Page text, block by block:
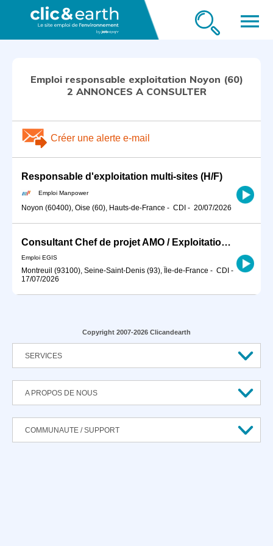
menu
Emploi responsable exploitation Noyon (60)
2 ANNONCES A CONSULTER
Créer une alerte e-mail
Responsable d'exploitation multi-sites (H/F)
Emploi Manpower
Noyon (60400), Oise (60), Hauts-de-France - CDI - 20/07/2026
Consultant Chef de projet AMO / Exploitation Maintenance H/F
Emploi EGIS
Montreuil (93100), Seine-Saint-Denis (93), Île-de-France - CDI -
17/07/2026
Copyright 2007-2026 Clicandearth
SERVICES
A PROPOS DE NOUS
COMMUNAUTE / SUPPORT